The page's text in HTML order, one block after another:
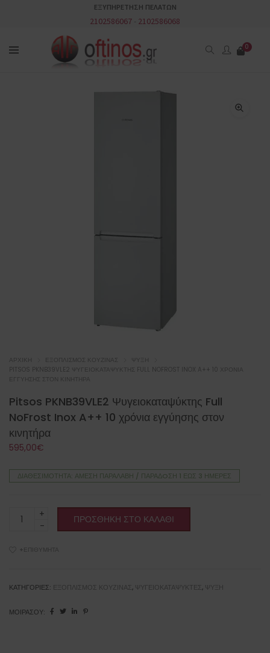
ΕΞΥΠΗΡΕΤΗΣΗ ΠΕΛΑΤΩΝ
2102586067 2102586068
0
ΑΡΧΙΚΉ ΕΞΟΠΛΙΣΜΌΣ ΚΟΥΖΊΝΑΣ
ΨΎΞΗ
PITSOS PKNB39VLE2 ΨΥΓΕΙΟΚΑΤΑΨΎΚΤΗΣ FULL NOFROST INOX A++ 10 ΧΡΌΝΙΑ
ΕΓΓΎΗΣΗΣ ΣΤΟΝ ΚΙΝΗΤΉΡΑ
Pitsos PKNB39VLE2 Ψυγειοκαταψύκτης Full
NoFrost Inox A++ 10 χρόνια εγγύησης στον
κινητήρα
595,00€
ΔΙΑΘΕΣΙΜΌΤΗΤΑ: ΆΜΕΣΗ ΠΑΡΑΛΑΒΉ / ΠΑΡΆΔOΣΗ 1 ΈΩΣ 3 ΗΜΈΡΕΣ
PKNB39VLE2
Full
A++
χρόνια
ΠΡΟΣΘΉΚΗ ΣΤΟ ΚΑΛΆΘΙ
+ΕΠΙΘΥΜΗΤΆ
ΚΑΤΗΓΟΡΊΕΣ: ΕΞΟΠΛΙΣΜΌΣ ΚΟΥΖΊΝΑΣ , ΨΥΓΕΙΟΚΑΤΑΨΎΚΤΕΣ , ΨΎΞΗ
ΜΟΙΡΆΣΟΥ: